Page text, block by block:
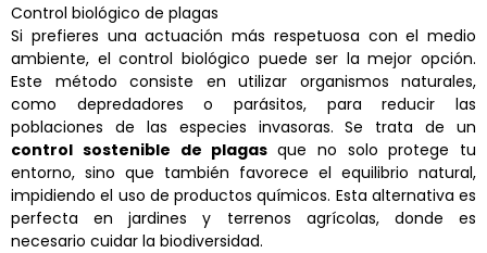
Control biológico de plagas
Si prefieres una actuación más respetuosa con el medio
ambiente, el control biológico puede ser la mejor opción.
Este método consiste en utilizar organismos naturales,
como depredadores o parásitos, para reducir las
poblaciones de las especies invasoras. Se trata de un
control sostenible de plagas que no solo protege tu
entorno, sino que también favorece el equilibrio natural,
impidiendo el uso de productos químicos. Esta alternativa es
perfecta en jardines y terrenos agrícolas, donde es
necesario cuidar la biodiversidad.